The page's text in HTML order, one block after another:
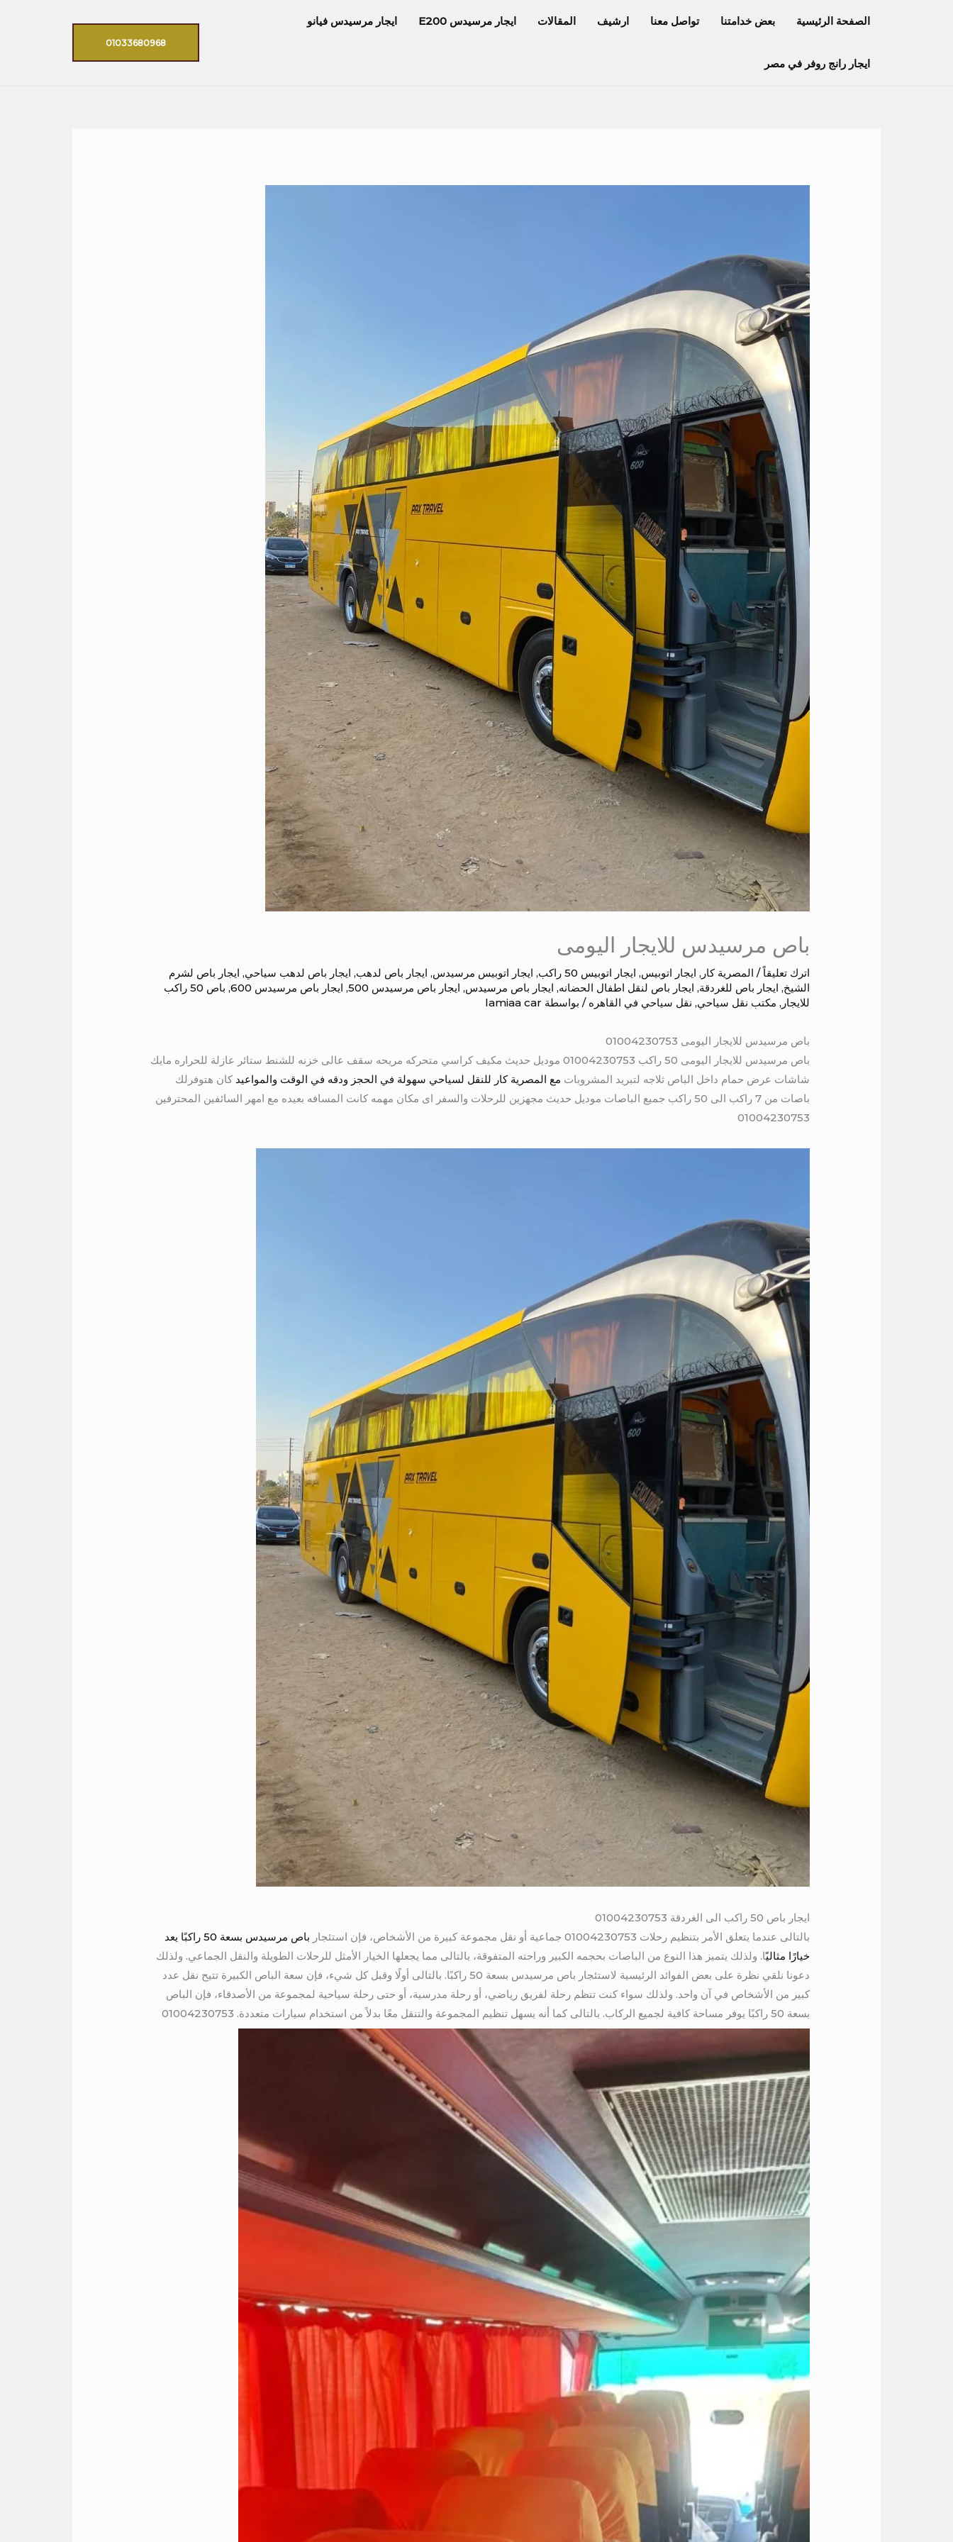
الصفحة الرئيسية بعض خدامتنا تواصل معنا ارشيف المقالات ايجار مرسيدس E200 ايجار مرسيدس فيانو
ايجار رانج روفر في مصر
01033680968
باص مرسيدس للايجار اليومى
اترك تعليقاً / المصرية كار , ايجار اتوبيس, ايجار اتوبيس 50 راكب , ايجار اتوبيس مرسيدس, ايجار باص لدهب, ايجار باص لدهب سياحي, ايجار باص لشرم
الشيخ, ايجار باص للغردقة, ايجار باص لنقل اطفال الحضانه, ايجار باص مرسيدس, ايجار باص مرسيدس 500 , ايجار باص مرسيدس 600 ,
باص 50 راكب
للايجار , مكتب نقل سياحي, نقل سياحي في القاهره / بواسطة lamiaa car
باص مرسيدس للايجار اليومى 01004230753
باص مرسيدس للايجار اليومى 50 راكب 01004230753 موديل حديث مكيف كراسي متحركه مريحه سقف عالى خزنه للشنط ستائر عازلة للحراره مايك
شاشات عرض حمام داخل الباص ثلاجه لتبريد المشروبات مع المصرية كار للنقل لسياحي سهولة في الحجز ودقه في الوقت والمواعيد كان هتوفرلك
باصات من 7 راكب الى 50 راكب جميع الباصات موديل حديث مجهزين للرحلات والسفر اى مكان مهمه كانت المسافه بعيده مع امهر السائفين المحترفين
01004230753
ايجار باص 50 راكب الى الغردقة 01004230753
بالتالى عندما يتعلق الأمر بتنظيم رحلات 01004230753 جماعية أو نقل مجموعة كبيرة من الأشخاص، فإن استئجار
باص مرسيدس بسعة 50 راكبًا يعد
خيارًا مثاليًا. ولذلك يتميز هذا النوع من الباصات بحجمه الكبير وراحته المتفوقة، بالتالى مما يجعلها الخيار الأمثل للرحلات الطويلة والنقل الجماعي. ولذلك
دعونا نلقي نظرة على بعض الفوائد الرئيسية لاستئجار باص مرسيدس بسعة 50 راكبًا. بالتالى أولًا وقبل كل شيء، فإن سعة الباص الكبيرة تتيح نقل عدد
كبير من الأشخاص في آن واحد. ولذلك سواء كنت تنظم رحلة لفريق رياضي، أو رحلة مدرسية، أو حتى رحلة سياحية لمجموعة من الأصدقاء، فإن الباص
بسعة 50 راكبًا يوفر مساحة كافية لجميع الركاب. بالتالى كما أنه يسهل تنظيم المجموعة والتنقل معًا بدلاً من استخدام سيارات متعددة. 01004230753